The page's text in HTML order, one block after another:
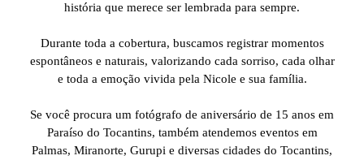
história que merece ser lembrada para sempre.
Durante toda a cobertura, buscamos registrar momentos
espontâneos e naturais, valorizando cada sorriso, cada olhar
e toda a emoção vivida pela Nicole e sua família.
Se você procura um fotógrafo de aniversário de 15 anos em
Paraíso do Tocantins, também atendemos eventos em
Palmas, Miranorte, Gurupi e diversas cidades do Tocantins,